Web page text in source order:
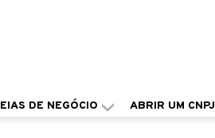
DE NEGÓCIO ABRIR UM CNPJ